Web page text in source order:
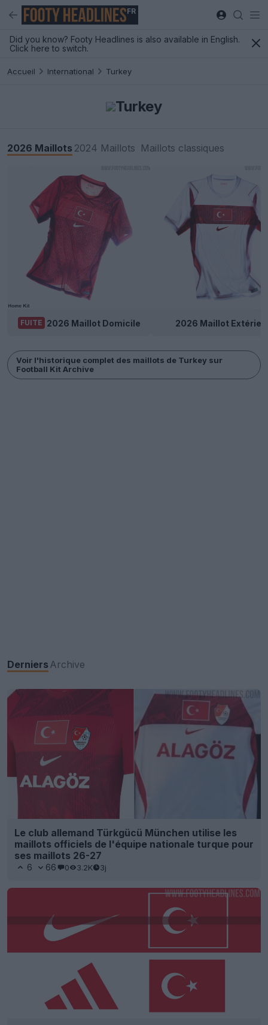
FR
Did you know? Footy Headlines is also available in English.
Click here to switch.
Accueil International Turkey
Turkey
2026 Maillots 2024 Maillots Maillots classiques
FUITE 2026 Maillot Domicile 2026 Maillot
Voir l'historique complet des maillots de Turkey sur
Football Kit Archive
Derniers Archive
Le club allemand Türkgücü München utilise les
maillots officiels de l'équipe nationale turque pour
ses maillots 26-27
6 66 0 3.2K 3j